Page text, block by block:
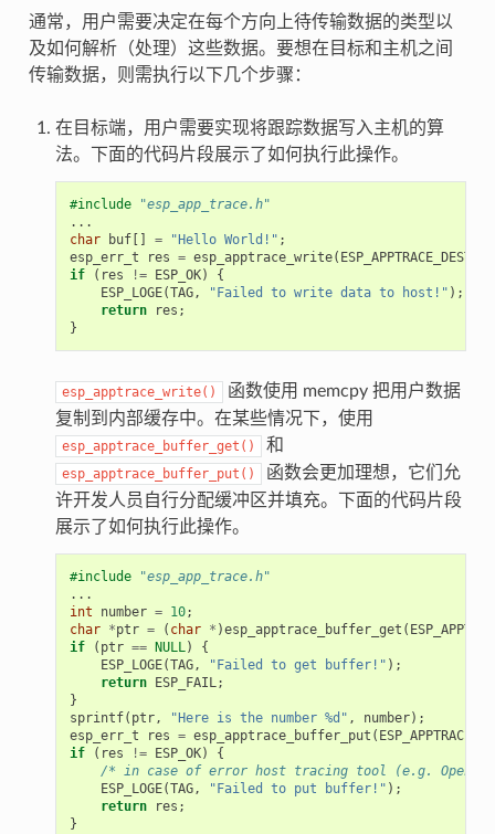
通常，用户需要决定在每个方向上待传输数据的类型以
及如何解析（处理）这些数据。要想在目标和主机之间
传输数据，则需执行以下几个步骤：
在目标端，用户需要实现将跟踪数据写入主机的算
法。下面的代码片段展示了如何执行此操作。
#include
"esp_app_trace.h"
...
char
buf[] = "Hello World!" ;
esp_err_t
res = esp_apptrace_write(
if
( res != ESP_OK)
{
ESP_LOGE(TAG, "Failed to write data to host!" );
return
res ;
}
esp_apptrace_write()
函数使用 memcpy 把用户数据
复制到内部缓存中。在某些情况下，使用
esp_apptrace_buffer_get() 和
esp_apptrace_buffer_put()
函数会更加理想，它们允
许开发人员自行分配缓冲区并填充。下面的代码片段
展示了如何执行此操作。
#include
"esp_app_trace.h"
...
int
number = 10;
char *ptr = ( char * )esp_apptrace_buffer_get (
if
( ptr == NULL)
{
ESP_LOGE(TAG, "Failed to get buffer!" );
return
ESP_FAIL;
}
sprintf( ptr, "Here is the number %d" , number);
esp_err_t
res = esp_apptrace_buffer_put (
if
( res != ESP_OK)
{
/* in case of error host tracing tool (e.g.
ESP_LOGE(TAG, "Failed to put buffer!" );
return
res ;
}